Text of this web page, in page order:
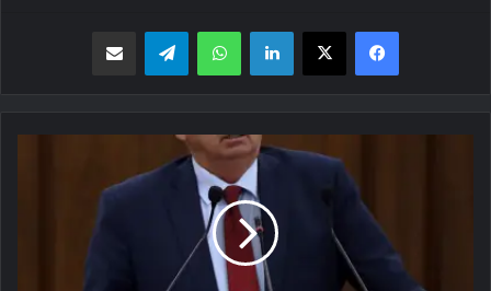
فیسبوک X لینکدین واتس اپ تلگرام